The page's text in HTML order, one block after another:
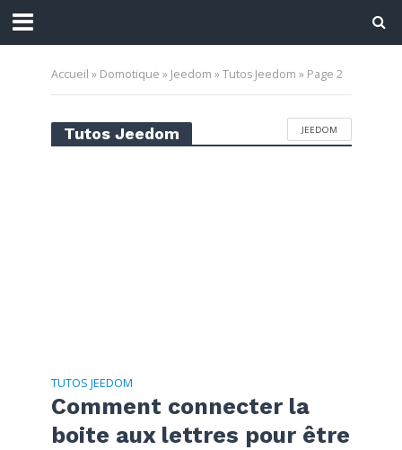
Accueil » Domotique » Jeedom »Tutos Jeedom » Page 2
Tutos Jeedom JEEDOM
TUTOS JEEDOM
Comment connecter la
boite aux lettres pour être